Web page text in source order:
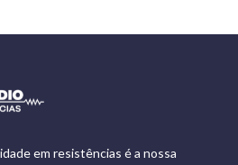
em resistências é a nossa